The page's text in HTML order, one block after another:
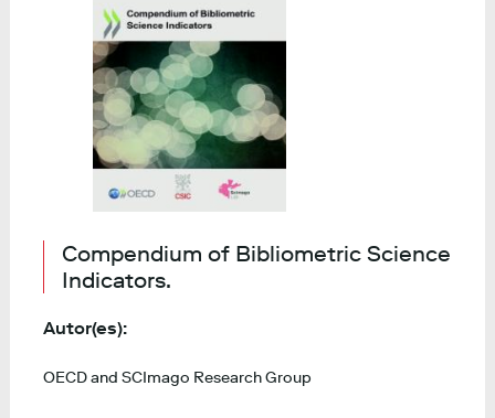
Compendium of Bibliometric Science
Indicators.
Autor(es):
OECD and SCImago Research Group